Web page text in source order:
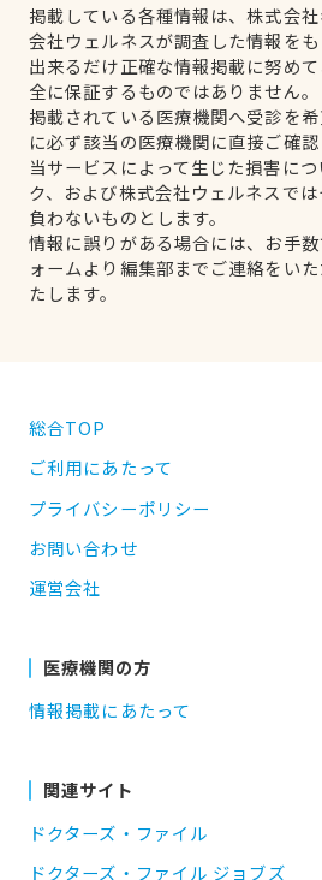
掲載している各種情報は、株式会
会社ウェルネスが調査した情報をも
出来るだけ正確な情報掲載に努め
全に保証するものではありません。
掲載されている医療機関へ受診を
に必ず該当の医療機関に直接ご確認
当サービスによって生じた損害に
ク、および株式会社ウェルネスで
負わないものとします。
情報に誤りがある場合には、お手
ォームより編集部までご連絡をい
たします。
総合TOP
ご利用にあたって
プライバシーポリシー
お問い合わせ
運営会社
医療機関の方
情報掲載にあたって
関連サイト
ドクターズ・ファイル
ドクターズ・ファイル ジョブズ